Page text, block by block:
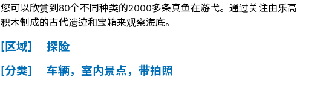
您可以欣赏到80个不同种类的2000多条真鱼在游弋。通过关注由乐高
积木制成的古代遗迹和宝箱来观察海底。
[区域] 探险
[分类] 车辆，室内景点，带拍照